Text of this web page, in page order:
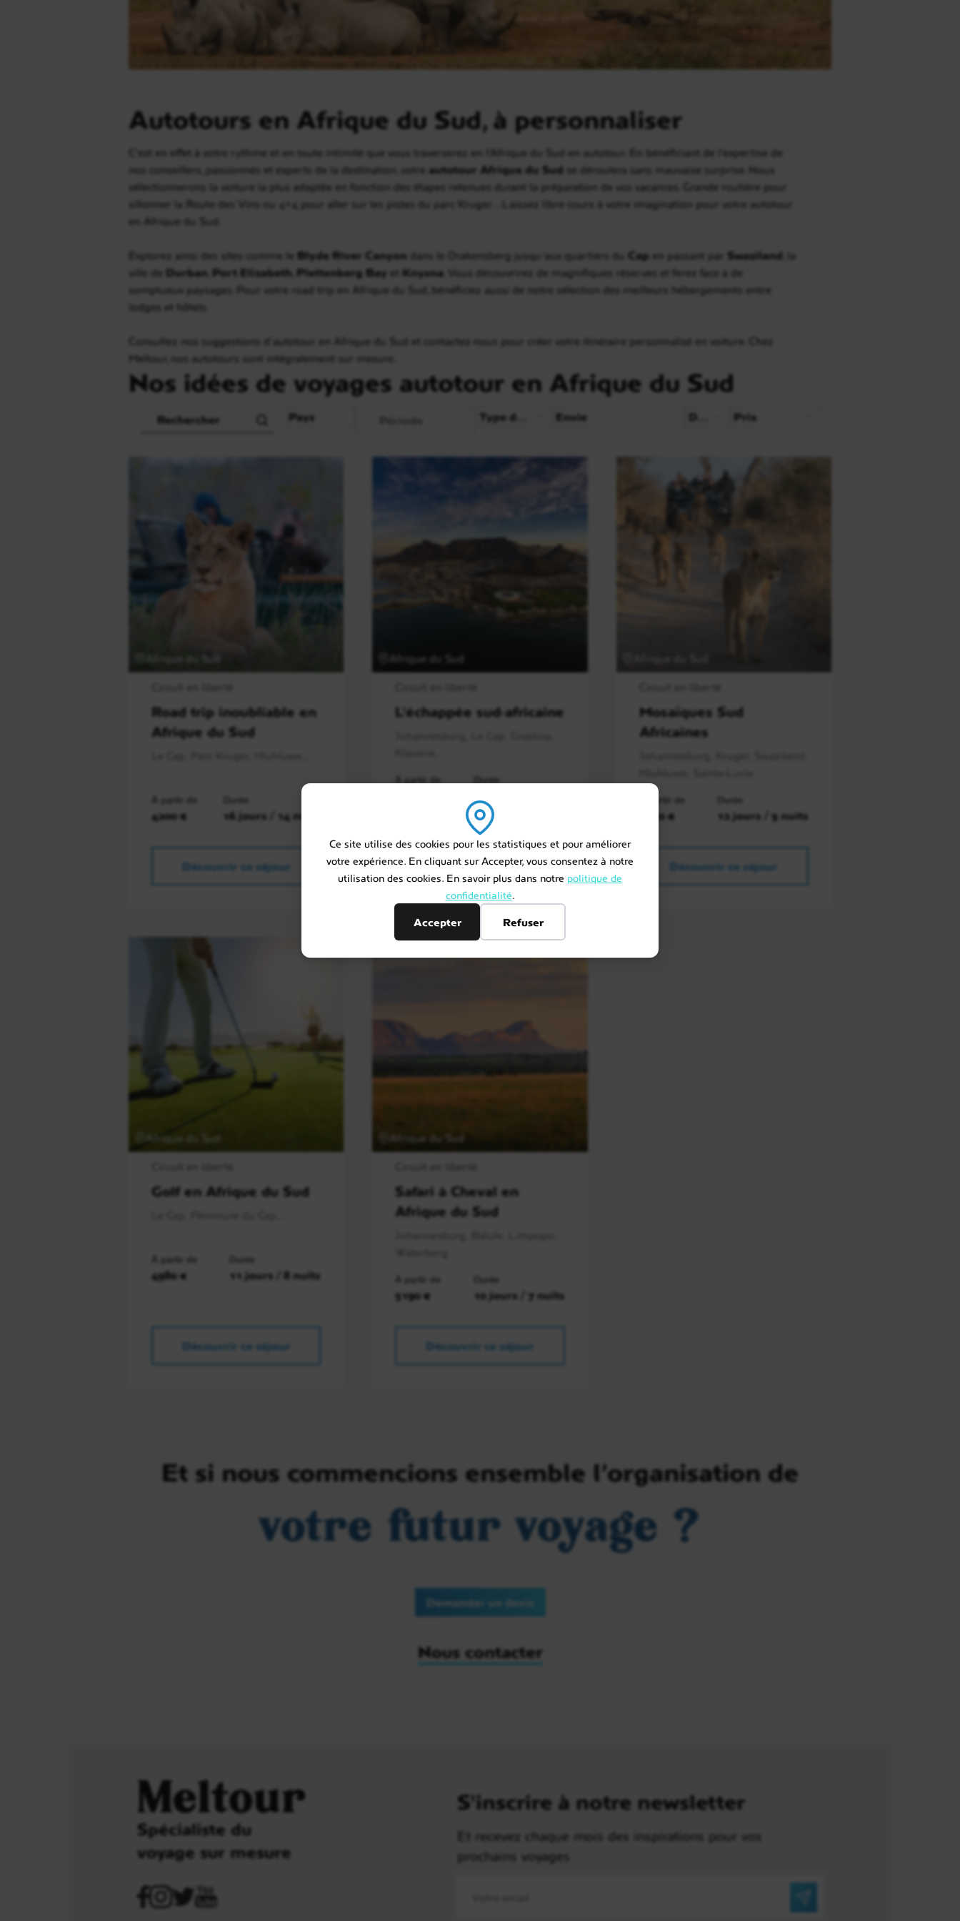
Ce site utilise des cookies pour les statistiques et pour améliorer
votre expérience. En cliquant sur Accepter, vous consentez à notre
utilisation des cookies. En savoir plus dans notre politique de
confidentialité.
Accepter
Refuser
Autotours en Afrique du Sud, à personnaliser
C’est en effet à votre rythme et en toute intimité que vous traverserez en l’Afrique du Sud en autotour. En bénéficiant de l’expertise de
nos conseillers, passionnés et experts de la destination, votre autotour Afrique du Sud se déroulera sans mauvaise surprise. Nous
sélectionnerons la voiture la plus adaptée en fonction des étapes retenues durant la préparation de vos vacances. Grande routière pour
sillonner la Route des Vins ou 4×4 pour aller sur les pistes du parc Kruger… Laissez libre cours à votre imagination pour votre autotour
en Afrique du Sud.
Explorez ainsi des sites comme le Blyde River Canyon dans le Drakensberg jusqu’aux quartiers du Cap en passant par Swaziland , la
ville de Durban Port Elizabeth Plettenberg Bay et Knysna . Vous découvrirez de magnifiques réserves et ferez face à de
somptueux paysages. Pour votre road trip en Afrique du Sud, bénéficiez aussi de notre sélection des meilleurs hébergements entre
lodges et hôtels.
Consultez nos suggestions d’autotour en Afrique du Sud et contactez-nous pour créer votre itinéraire personnalisé en voiture. Chez
Meltour, nos autotours sont intégralement sur mesure.
Nos idées de voyages autotour en Afrique du Sud
Recherche Pays Type de voyage Envie Durée Prix
Road trip inoubliable en
Afrique du Sud
À partir de
4200 €
Durée
16 jours / 14 nuits
Découvrir ce séjour
Afrique du Sud
L'échappée sud-africaine
À partir de Durée
Découvrir ce séjour
Mosaïques Sud
Africaines
À partir de
2750 €
Durée
12 jours / 9 nuits
Découvrir ce séjour
Afrique du Sud
Golf en Afrique du Sud
À partir de
4980 €
Durée
11 jours / 8 nuits
Découvrir ce séjour
Afrique du Sud
Safari à Cheval en
Afrique du Sud
À partir de
5190 €
Durée
10 jours / 7 nuits
Découvrir ce séjour
Et si nous commencions ensemble l’organisation de
votre futur voyage ?
Demander un devis
Nous contacter
Meltour
Spécialiste du
voyage sur mesure
S'inscrire à notre newsletter
Et recevez chaque mois des inspirations pour vos
prochains voyages